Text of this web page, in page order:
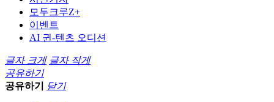
모두크루Z+
이벤트
AI 귄-텐츠 오디션
글자 크게 글자 작게
공유하기
공유하기
닫기